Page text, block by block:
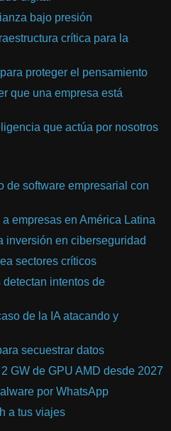
bajo presión
crítica para la
proteger el pensamiento
que una empresa está
que actúa por nosotros
de software empresarial con
empresas en América Latina
inversión en ciberseguridad
sectores críticos
intentos de
de la IA atacando y
secuestrar datos
GW de GPU AMD desde 2027
por WhatsApp
a tus viajes